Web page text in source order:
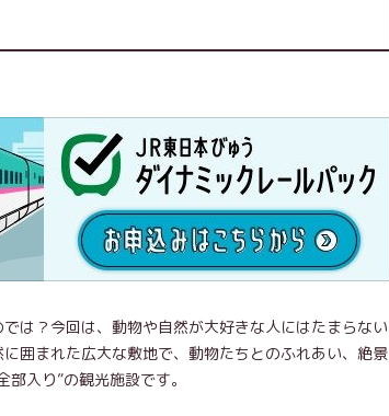
は？今回は、動物や自然が大好きな人にはたまらない
囲まれた広大な敷地で、動物たちとのふれあい、絶景
入り”の観光施設です。